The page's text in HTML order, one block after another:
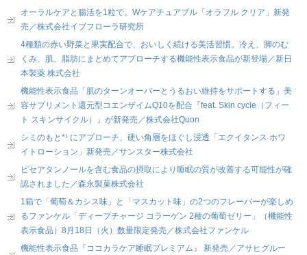
オーラルケアと腸活を1粒で。Wケアチュアブル「オラフル クリア」新発
売／株式会社イブフローラ研究所
4種類の赤い野菜と果実配合で、おいしく続ける美活習慣。冷え、脚のむ
くみ、肌、脂肪にまとめてアプローチする機能性表示食品が新登場／新日
本製薬 株式会社
機能性表示食品「肌のターンオーバーとうるおい維持をサポートする」美
容サプリメント還元型コエンザイムQ10を配合『feat. Skin cycle（フィー
ト スキンサイクル）』が新発売／株式会社Quon
シミのもと*¹ にアプローチ、硬い角層をほぐし浸透「エクイタンス ホワ
イトローション」新発売／サンスター株式会社
ピセアタンノールを含む食品の摂取により睡眠の質が改善する可能性が確
認されました／森永製菓株式会社
1箱で「葡萄＆カシス味」と「マスカット味」の2つのフレーバーが楽しめ
るファンケル「ディープチャージ コラーゲン 2種の葡萄ゼリー」（機能性
表示食品）8月18日（火）数量限定発売／株式会社ファンケル
機能性表示食品『ココカラケア睡眠プレミアム』 新発売／アサヒグルー